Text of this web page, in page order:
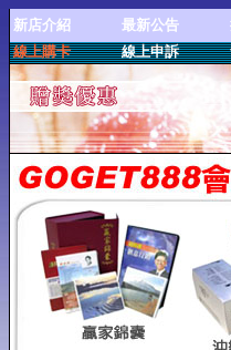
新店介紹 最新公告
線上購卡
線上申訴